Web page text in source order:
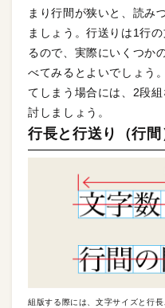
まり行間が狭いと、読み
ましょう。行送りは1行
るので、実際にいくつか
べてみるとよいでしょう
てしまう場合には、2段
討しましょう。
行長と行送り（行間
組版する際には、文字サイズと行